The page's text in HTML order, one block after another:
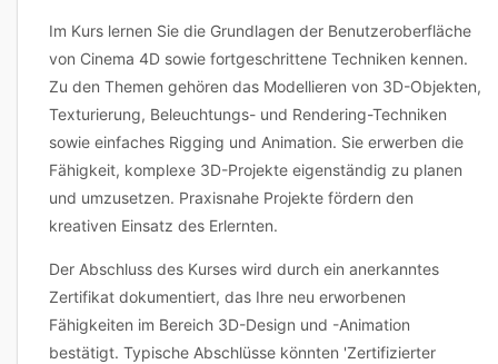
Im Kurs lernen Sie die Grundlagen der Benutzeroberfläche
von Cinema 4D sowie fortgeschrittene Techniken kennen.
Zu den Themen gehören das Modellieren von 3D-Objekten,
Texturierung, Beleuchtungs- und Rendering-Techniken
sowie einfaches Rigging und Animation. Sie erwerben die
Fähigkeit, komplexe 3D-Projekte eigenständig zu planen
und umzusetzen. Praxisnahe Projekte fördern den
kreativen Einsatz des Erlernten.
Der Abschluss des Kurses wird durch ein anerkanntes
Zertifikat dokumentiert, das Ihre neu erworbenen
Fähigkeiten im Bereich 3D-Design und -Animation
bestätigt. Typische Abschlüsse könnten 'Zertifizierter